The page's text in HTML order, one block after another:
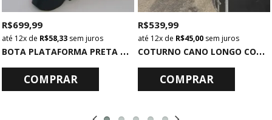
B
OTA PLATAFORMA PRETA COM METAIS
R$ 699,99
12x de R$ 58,33 sem juros
COMPRAR
C
OTURNO CANO LONGO COM CADARÇO PRETO
R$ 539,99
12x de R$ 45,00 sem juros
COMPRAR